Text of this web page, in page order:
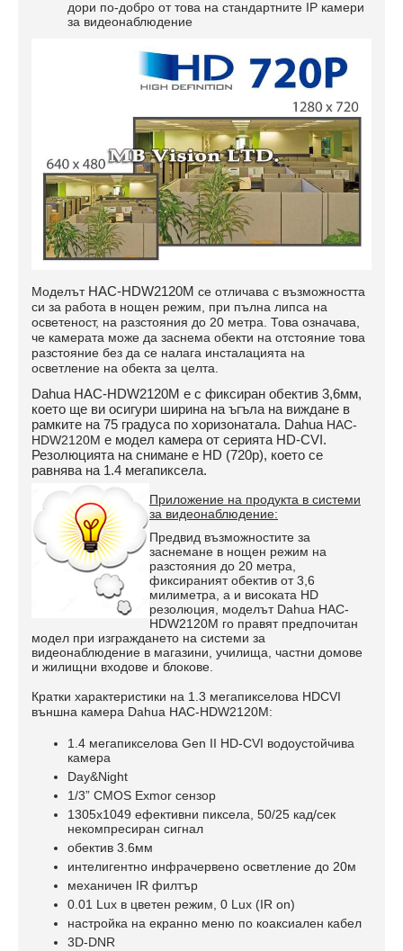
дори по-добро от това на стандартните IP камери
за видеонаблюдение
Моделът HAC-HDW2120М се отличава с възможността
си за работа в нощен режим, при пълна липса на
осветеност, на разстояния до 20 метра. Това означава,
че камерата може да заснема обекти на отстояние това
разстояние без да се налага инсталацията на
осветление на обекта за целта.
Dahua HAC-HDW2120М е с фиксиран обектив 3,6мм,
което ще ви осигури ширина на ъгъла на виждане в
рамките на 75 градуса по хоризонатала. Dahua HAC-
HDW2120М е модел камера от серията HD-CVI.
Резолюцията на снимане е HD (720p), което се
равнява на 1.4 мегапиксела.
Приложение на продукта в системи
за видеонаблюдение:
Предвид възможностите за
заснемане в нощен режим на
разстояния до 20 метра,
фиксираният обектив от 3,6
милиметра, а и високата HD
резолюция, моделът Dahua HAC-
HDW2120М го правят предпочитан
модел при изграждането на системи за
видеонаблюдение в магазини, училища, частни домове
и жилищни входове и блокове.
Кратки характеристики на 1.3 мегапикселова HDCVI
външна камера Dahua HAC-HDW2120М:
1.4 мегапикселова Gen II HD-CVI водоустойчива
камера
Day&Night
1/3” CMOS Exmor сензор
1305х1049 ефективни пиксела, 50/25 кад/сек
некомпресиран сигнал
обектив 3.6мм
интелигентно инфрачервено осветление до 20м
механичен IR филтър
0.01 Lux в цветен режим, 0 Lux (IR on)
настройка на екранно меню по коаксиален кабел
3D-DNR